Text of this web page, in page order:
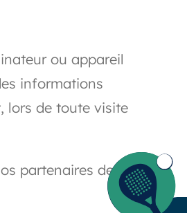
ou appareil
informations
lors de toute visite
partenaires de